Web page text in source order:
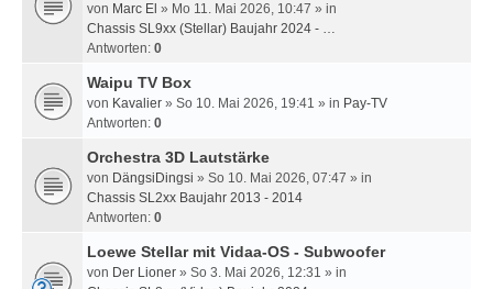
von Marc El » Mo 11. Mai 2026, 10:47 » in
Chassis SL9xx (Stellar) Baujahr 2024 - …
Antworten: 0
Waipu TV Box
von Kavalier » So 10. Mai 2026, 19:41 » in Pay-TV
Antworten: 0
Orchestra 3D Lautstärke
von DängsiDingsi » So 10. Mai 2026, 07:47 » in
Chassis SL2xx Baujahr 2013 - 2014
Antworten: 0
Loewe Stellar mit Vidaa-OS - Subwoofer
von Der Lioner » So 3. Mai 2026, 12:31 » in